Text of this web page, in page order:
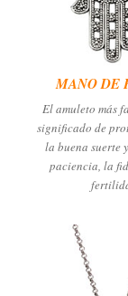
MANO DE
El amuleto más
significado de
la buena suerte
paciencia, la